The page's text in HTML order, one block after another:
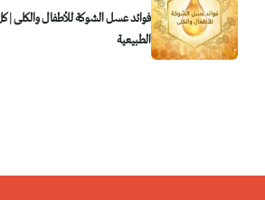
فوائد عسل الشوكة للأطفال والكلى |
الطبيعية